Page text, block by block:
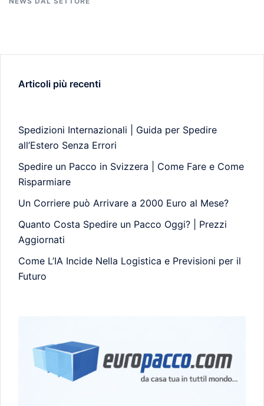
Articoli più recenti
Spedizioni Internazionali | Guida per Spedire
all’Estero Senza Errori
Spedire un Pacco in Svizzera | Come Fare e Come
Risparmiare
Un Corriere può Arrivare a 2000 Euro al Mese?
Quanto Costa Spedire un Pacco Oggi? | Prezzi
Aggiornati
Come L’IA Incide Nella Logistica e Previsioni per il
Futuro